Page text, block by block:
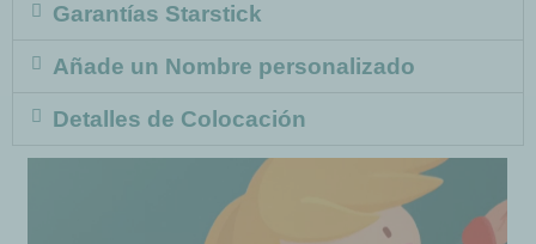
Garantías Starstick
Añade un Nombre personalizado
Detalles de Colocación